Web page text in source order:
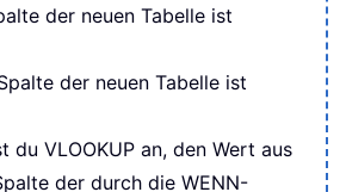
der neuen Tabelle ist
der neuen Tabelle ist
du VLOOKUP an, den Wert aus
der durch die WENN-